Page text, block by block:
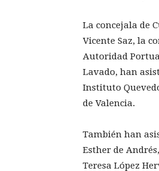
La concejala de
Vicente Saz, la
Autoridad
Lavado, han
Instituto
de Valencia.
También han
Esther de
Teresa López